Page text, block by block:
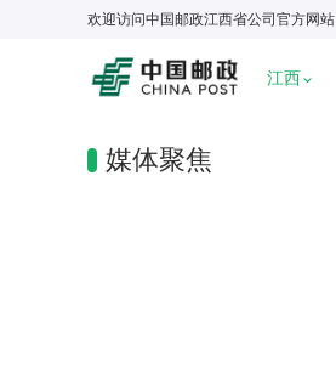
欢迎访问中国邮政江西省公司 官方网站
江西
媒体聚焦